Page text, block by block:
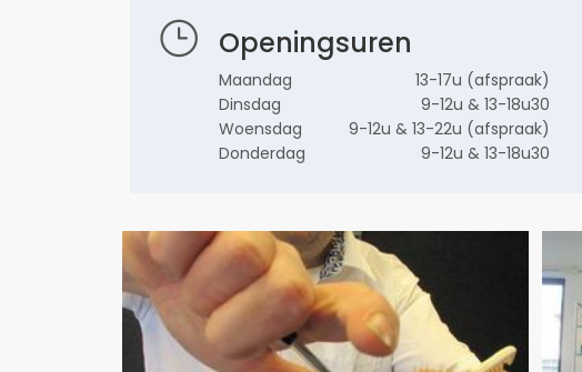
Openingsuren
Maandag
13-17u (afspraak)
Dinsdag
9-12u & 13-18u30
Woensdag
9-12u & 13-22u (afspraak)
Donderdag
9-12u & 13-18u30